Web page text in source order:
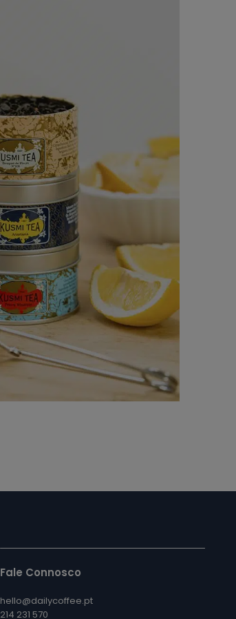
Fale Connosco
hello@dailycoffee.pt
214 231 570